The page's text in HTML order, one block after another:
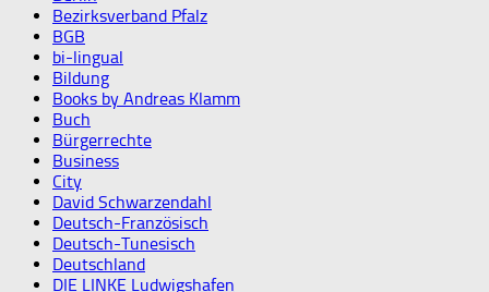
Bezirksverband Pfalz
BGB
bi-lingual
Bildung
Books by Andreas Klamm
Buch
Bürgerrechte
Business
City
David Schwarzendahl
Deutsch-Französisch
Deutsch-Tunesisch
Deutschland
DIE LINKE Ludwigshafen